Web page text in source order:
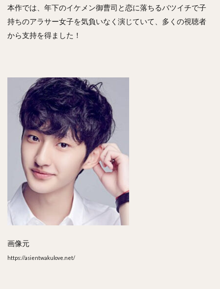
本作では、年下のイケメン御曹司と恋に落ちるバツイチで子
持ちのアラサー女子を気負いなく演じていて、多くの視聴者
から支持を得ました！
画像元
https://asientwakulove.net/